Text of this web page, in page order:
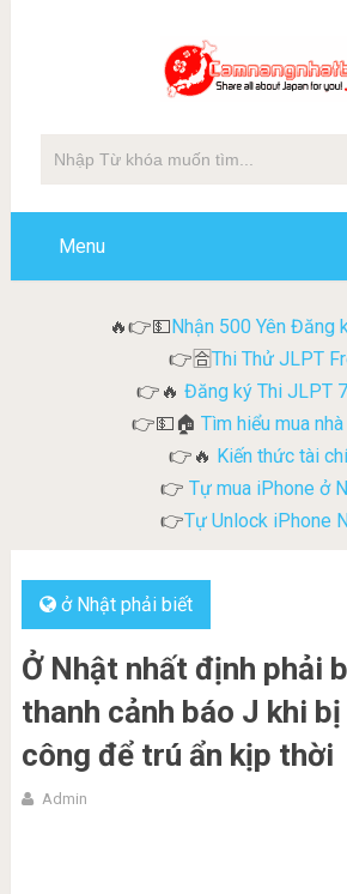
Menu
🔥👉💵Nhận 500 Yên Đăng
👉🈴Thi Thử JLPT
👉🔥 Đăng ký Thi JLPT
👉💵🏠Tìm hiểu mua
👉🔥 Kiến thức tài
👉 Tự mua iPhone ở
👉Tự Unlock iPhone
ở Nhật phải biết
Ở Nhật nhất định phải
thanh cảnh báo J khi
công để trú ẩn kịp thời
Admin